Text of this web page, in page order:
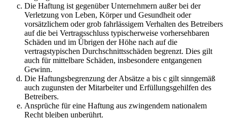
Die Haftung ist gegenüber Unternehmern außer bei der
Verletzung von Leben, Körper und Gesundheit oder
vorsätzlichem oder grob fahrlässigem Verhalten des Betreibers
auf die bei Vertragsschluss typischerweise vorhersehbaren
Schäden und im Übrigen der Höhe nach auf die
vertragstypischen Durchschnittsschäden begrenzt. Dies gilt
auch für mittelbare Schäden, insbesondere entgangenen
Gewinn.
Die Haftungsbegrenzung der Absätze a bis c gilt sinngemäß
auch zugunsten der Mitarbeiter und Erfüllungsgehilfen des
Betreibers.
Ansprüche für eine Haftung aus zwingendem nationalem
Recht bleiben unberührt.